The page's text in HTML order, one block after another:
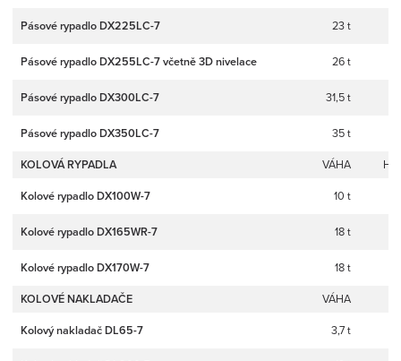
Pásové rypadlo DX225LC-7 23 t
Pásové rypadlo DX255LC-7 včetně 3D nivelace 26 t
Pásové rypadlo DX300LC-7 31,5 t
Pásové rypadlo DX350LC-7 35 t
KOLOVÁ RYPADLA VÁHA
Kolové rypadlo DX100W-7 10 t
Kolové rypadlo DX165WR-7 18 t
Kolové rypadlo DX170W-7 18 t
KOLOVÉ NAKLADAČE VÁHA
Kolový nakladač DL65-7 3,7 t